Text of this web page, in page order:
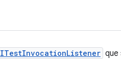
ITestInvocationListener que